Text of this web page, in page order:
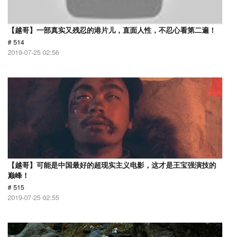
【越哥】一部真实又残忍的港片儿，直面人性，不忍心看第二遍！
# 514
2019-07-25 02:56
【越哥】可能是中国最好的超现实主义电影，这才是王宝强演技的
巅峰！
# 515
2019-07-25 02:55